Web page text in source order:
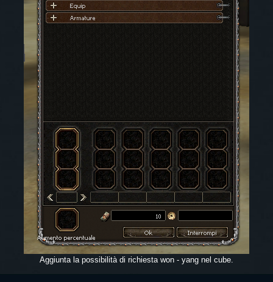
Aggiunta la possibilità di richiesta won - yang nel cube.